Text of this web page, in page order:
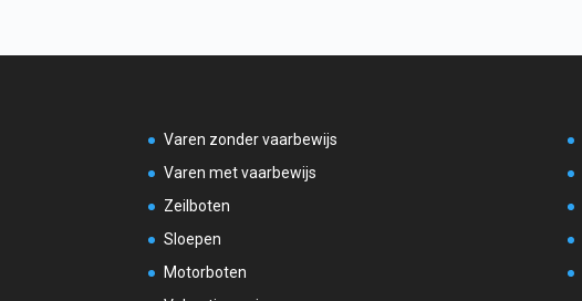
Varen zonder vaarbewijs
Varen met vaarbewijs
Zeilboten
Sloepen
Motorboten